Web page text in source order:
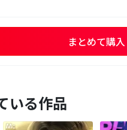
まとめて購入
いる作品